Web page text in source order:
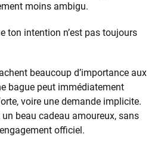
moins ambigu.
ton intention n’est pas toujours
beaucoup d’importance aux
bague peut immédiatement
voire une demande implicite.
beau cadeau amoureux, sans
officiel.